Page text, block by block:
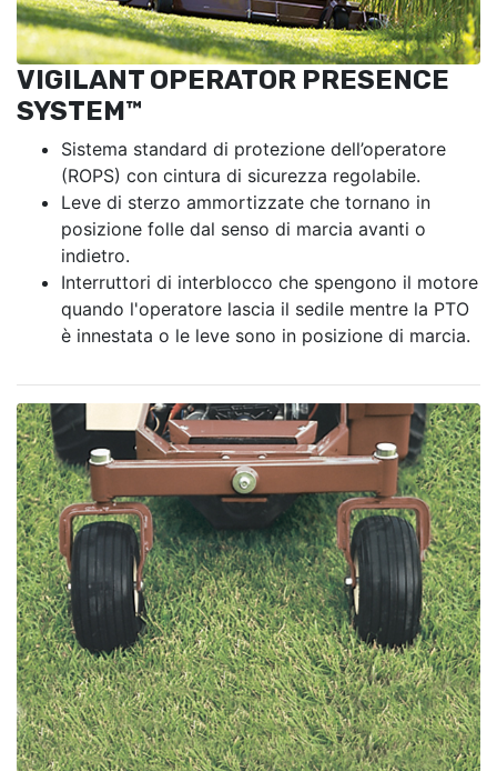
VIGILANT OPERATOR PRESENCE
SYSTEM™
Sistema standard di protezione dell’operatore
(ROPS) con cintura di sicurezza regolabile.
Leve di sterzo ammortizzate che tornano in
posizione folle dal senso di marcia avanti o
indietro.
Interruttori di interblocco che spengono il motore
quando l'operatore lascia il sedile mentre la PTO
è innestata o le leve sono in posizione di marcia.